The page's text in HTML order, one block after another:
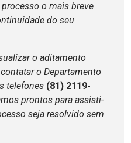
o mais breve
do seu
o aditamento
o Departamento
telefones (81) 2119-
prontos para assisti-
seja resolvido sem